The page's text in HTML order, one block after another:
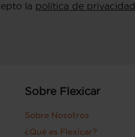
la política de privacidad
Sobre Flexicar
Sobre Nosotros
¿Qué es Flexicar?